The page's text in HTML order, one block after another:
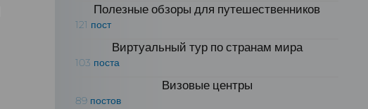
Полезные обзоры для путешественников
121 пост
Виртуальный тур по странам мира
103 поста
Визовые центры
89 постов